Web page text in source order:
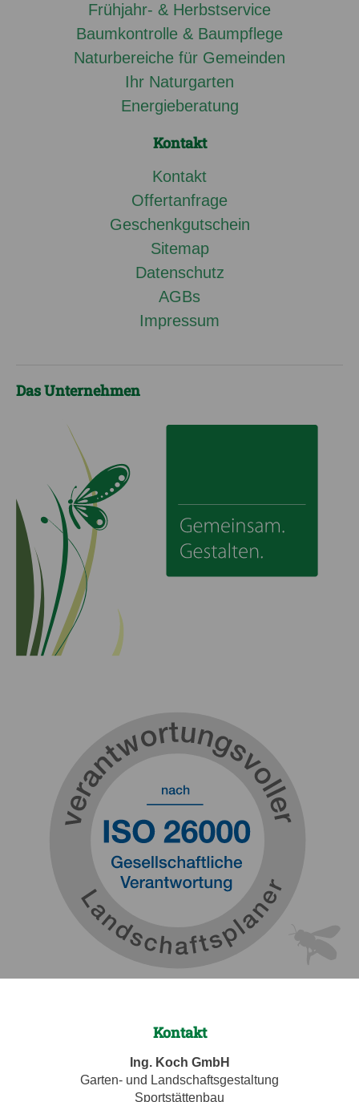
Frühjahr- & Herbstservice
Baumkontrolle & Baumpflege
Naturbereiche für Gemeinden
Ihr Naturgarten
Energieberatung
Kontakt
Kontakt
Offertanfrage
Geschenkgutschein
Sitemap
Datenschutz
AGBs
Impressum
Das Unternehmen
Kontakt
Ing. Koch GmbH
Garten- und Landschaftsgestaltung
Sportstättenbau